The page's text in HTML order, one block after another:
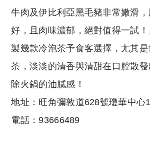
牛肉及伊比利亞黑毛豬非常嫩滑，
好，且肉味濃郁，絕對值得一試
製幾款冷泡茶予食客選擇，尢其
茶，淡淡的清香與清甜在口腔散
除火鍋的油膩感！
地址：旺角彌敦道628號瓊華中心
電話：93666489